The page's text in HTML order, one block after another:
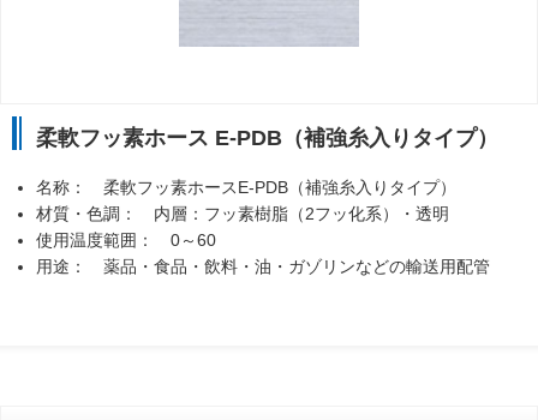
柔軟フッ素ホース E-PDB（補強糸入りタイプ）
名称： 柔軟フッ素ホースE-PDB（補強糸入りタイプ）
材質・色調： 内層：フッ素樹脂（2フッ化系）・透明
使用温度範囲： 0～60
用途： 薬品・食品・飲料・油・ガゾリンなどの輸送用配管